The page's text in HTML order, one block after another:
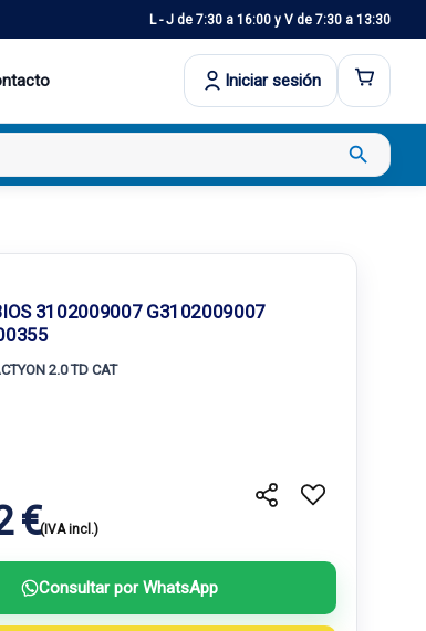
L - J de 7:30 a 16:00 y V de 7:30 a 13:30
Iniciar sesión
search
3102009007 G3102009007
2.0 TD CAT
€(IVA incl.)
Consultar por WhatsApp